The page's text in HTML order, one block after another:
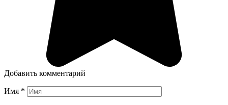
Добавить комментарий
Имя *